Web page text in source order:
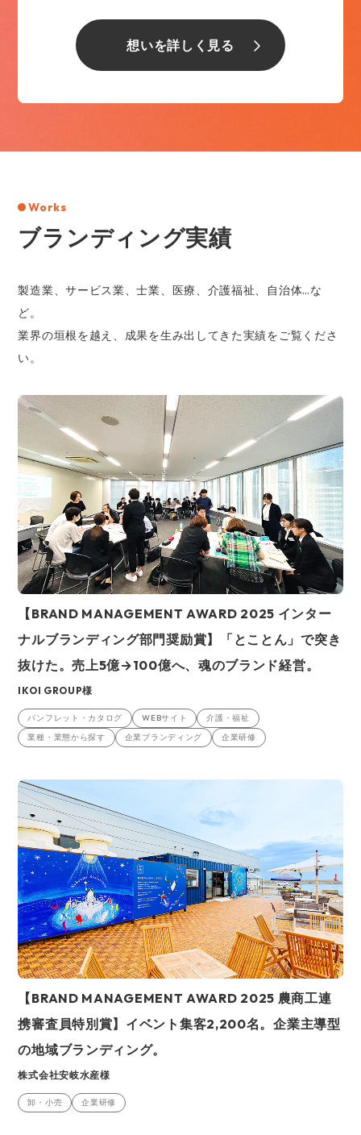
想いを詳しく見る
Works
ブランディング実績
製造業、サービス業、士業、医療、介護福祉、自治体…な
ど。
業界の垣根を越え、成果を生み出してきた実績をご覧くださ
い。
【BRAND MANAGEMENT AWARD 2025 インター
ナルブランディング部門奨励賞】「とことん」で突き
抜けた。売上5億→100億へ、魂のブランド経営。
IKOI GROUP様
パンフレット・カタログ WEBサイト
介護・福祉
業種・業態から探す
企業ブランディング 企業研修
【BRAND MANAGEMENT AWARD 2025 農商工連
携審査員特別賞】イベント集客2,200名。企業主導型
の地域ブランディング。
株式会社安岐水産様
卸・小売 企業研修